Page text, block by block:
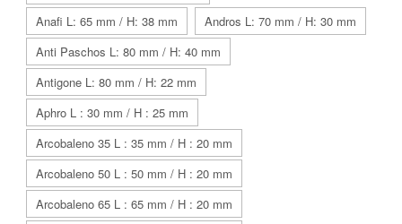
Anafi L: 65 mm / H: 38 mm
Andros L: 70 mm / H: 30 mm
Anti Paschos L: 80 mm / H: 40 mm
Antigone L: 80 mm / H: 22 mm
Aphro L : 30 mm / H : 25 mm
Arcobaleno 35 L : 35 mm / H : 20 mm
Arcobaleno 50 L : 50 mm / H : 20 mm
Arcobaleno 65 L : 65 mm / H : 20 mm